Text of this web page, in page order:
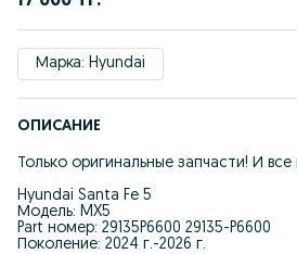
Марка: Hyundai
ОПИСАНИЕ
Только оригинальные запчасти! И все
Hyundai Santa Fe 5
Модель: MX5
Part номер: 29135P6600 29135-P6600
Поколение: 2024 г.-2026 г.